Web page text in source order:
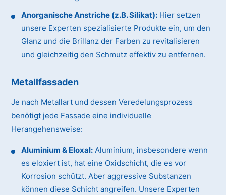
Anorganische Anstriche (z.B. Silikat): Hier setzen
unsere Experten spezialisierte Produkte ein, um den
Glanz und die Brillanz der Farben zu revitalisieren
und gleichzeitig den Schmutz effektiv zu entfernen.
Metallfassaden
Je nach Metallart und dessen Veredelungsprozess
benötigt jede Fassade eine individuelle
Herangehensweise:
Aluminium & Eloxal: Aluminium, insbesondere wenn
es eloxiert ist, hat eine Oxidschicht, die es vor
Korrosion schützt. Aber aggressive Substanzen
können diese Schicht angreifen. Unsere Experten